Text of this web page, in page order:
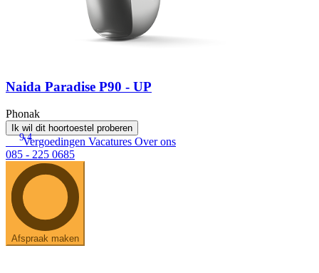
Naida Paradise P90 - UP
Phonak
Ik wil dit hoortoestel proberen
9.4
Vergoedingen Vacatures Over ons
085 - 225 0685
Afspraak maken